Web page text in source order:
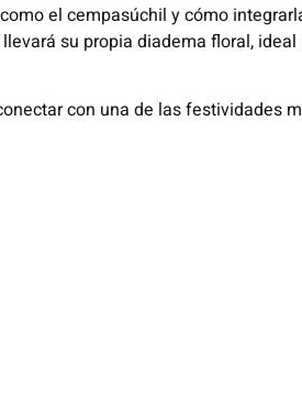
el cempasúchil y cómo
su propia diadema floral,
con una de las festividades